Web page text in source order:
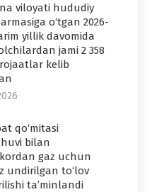
viloyati hududiy
o‘tgan 2026-
yillik davomida
jami 2 358
kelib
qo‘mitasi
bilan
gaz uchun
undirilgan to‘lov
ta’minlandi